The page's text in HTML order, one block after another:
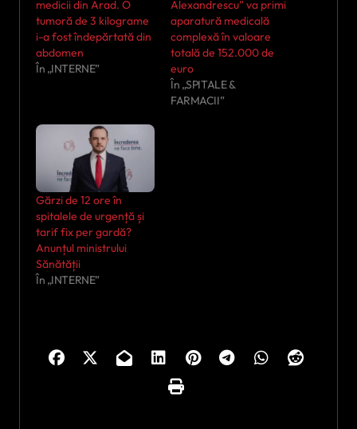
medicii din Arad. O
tumoră de 3 kilograme
i-a fost îndepărtată din
abdomen
În „INTERNE”
Alexandrescu” va primi
aparatură medicală
complexă în valoare
totală de 152.000 de
euro
În „SPITALE &
FARMACII”
Gărzi de 12 ore în
spitalele de urgență și
tarif fix per gardă?
Anunțul ministrului
Sănătății
În „INTERNE”